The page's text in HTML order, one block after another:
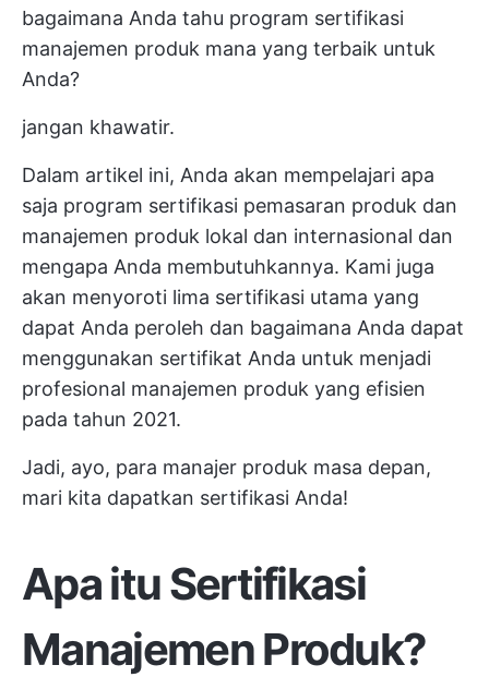
bagaimana Anda tahu program sertifikasi
manajemen produk mana yang terbaik untuk
Anda?
jangan khawatir.
Dalam artikel ini, Anda akan mempelajari apa
saja program sertifikasi pemasaran produk dan
manajemen produk lokal dan internasional dan
mengapa Anda membutuhkannya. Kami juga
akan menyoroti lima sertifikasi utama yang
dapat Anda peroleh dan bagaimana Anda dapat
menggunakan sertifikat Anda untuk menjadi
profesional manajemen produk yang efisien
pada tahun 2021.
Jadi, ayo, para manajer produk masa depan,
mari kita dapatkan sertifikasi Anda!
Apa itu Sertifikasi
Manajemen Produk?